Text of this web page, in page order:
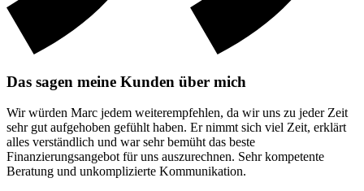
Das sagen meine Kunden über mich
Wir würden Marc jedem weiterempfehlen, da wir uns zu jeder Zeit
sehr gut aufgehoben gefühlt haben. Er nimmt sich viel Zeit, erklärt
alles verständlich und war sehr bemüht das beste
Finanzierungsangebot für uns auszurechnen. Sehr kompetente
Beratung und unkomplizierte Kommunikation.